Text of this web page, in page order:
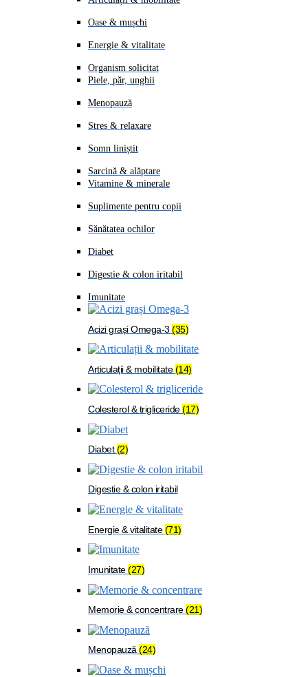
Oase & mușchi
Energie & vitalitate
Organism solicitat
Piele, păr, unghii
Menopauză
Stres & relaxare
Somn liniștit
Sarcină & alăptare
Vitamine & minerale
Suplimente pentru copii
Sănătatea ochilor
Diabet
Digestie & colon iritabil
Imunitate
Acizi grași Omega-3 (35)
Articulații & mobilitate(14)
Colesterol & trigliceride(17)
Diabet(2)
Digestie & colon iritabil
Energie & vitalitate(71)
Imunitate(27)
Memorie & concentrare(21)
Menopauză(24)